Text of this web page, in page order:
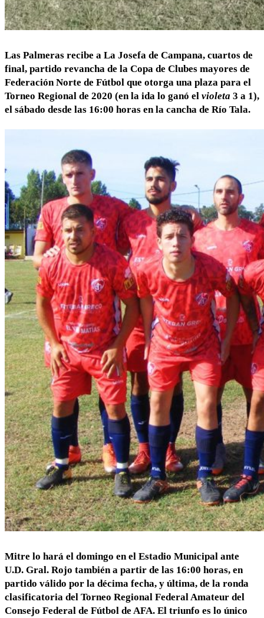
Las Palmeras recibe a La Josefa de Campana, cuartos de
final, partido revancha de la Copa de Clubes mayores de
Federación Norte de Fútbol que otorga una plaza para el
Torneo Regional de 2020 (en la ida lo ganó el violeta 3 a 1),
el sábado desde las 16:00 horas en la cancha de Río Tala.
Mitre lo hará el domingo en el Estadio Municipal ante
U.D. Gral. Rojo también a partir de las 16:00 horas, en
partido válido por la décima fecha, y última, de la ronda
clasificatoria del Torneo Regional Federal Amateur del
Consejo Federal de Fútbol de AFA. El triunfo es lo único